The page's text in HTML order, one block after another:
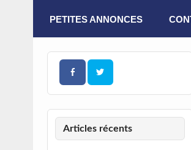
PETITES ANNONCES
Articles récents